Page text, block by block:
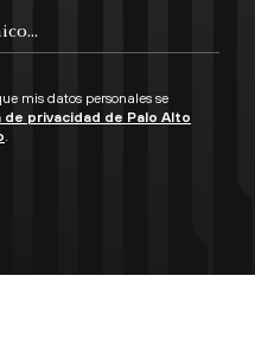
mis datos personales se
de privacidad de Palo Alto
.